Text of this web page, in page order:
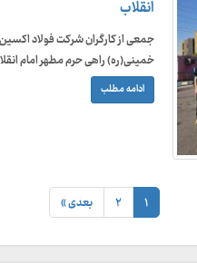
انقلاب
جمعی از کارگران شرکت فولاد
خمینی(ره) راهی حرم مطهر امام
ادامه مطلب
۱ ۲ بعدی »